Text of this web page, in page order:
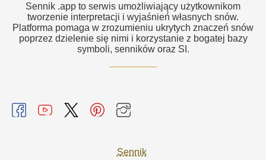
Sennik .app to serwis umożliwiający użytkownikom
tworzenie interpretacji i wyjaśnień własnych snów.
Platforma pomaga w zrozumieniu ukrytych znaczeń snów
poprzez dzielenie się nimi i korzystanie z bogatej bazy
symboli, senników oraz SI.
Sennik